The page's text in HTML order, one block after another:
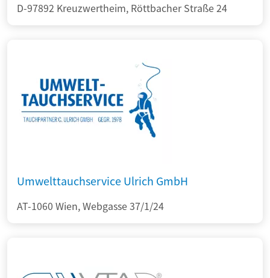
D-97892 Kreuzwertheim, Röttbacher Straße 24
Umwelttauchservice Ulrich GmbH
AT-1060 Wien, Webgasse 37/1/24